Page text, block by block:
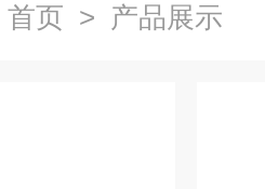
首页 > 产品展示